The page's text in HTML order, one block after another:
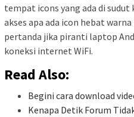
tempat icons yang ada di
akses apa ada icon hebat
pertanda jika piranti laptop
koneksi internet WiFi.
Read Also:
Begini cara download
Kenapa Detik Forum